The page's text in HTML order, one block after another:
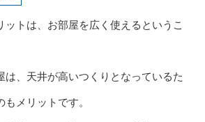
ットは、お部屋を広く使えるというこ
は、天井が高いつくりとなっているた
メリットです。